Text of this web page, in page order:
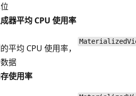
器平均 CPU 使用率
平均 CPU 使用率，
据
使用率